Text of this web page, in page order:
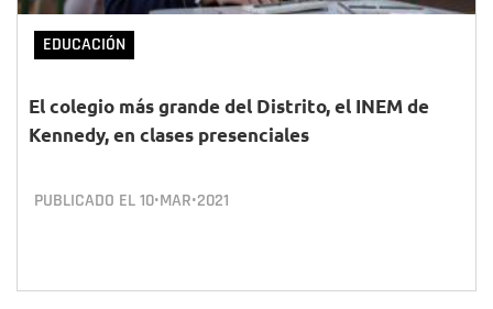
EDUCACIÓN
El colegio más grande del Distrito, el INEM de
Kennedy, en clases presenciales
PUBLICADO EL10•MAR•2021